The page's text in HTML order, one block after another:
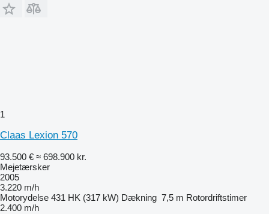
1
Claas Lexion 570
93.500 € ≈ 698.900 kr.
Mejetærsker
2005
3.220 m/h
Motorydelse 431 HK (317 kW) Dækning 7,5 m Rotordriftstimer
2.400 m/h